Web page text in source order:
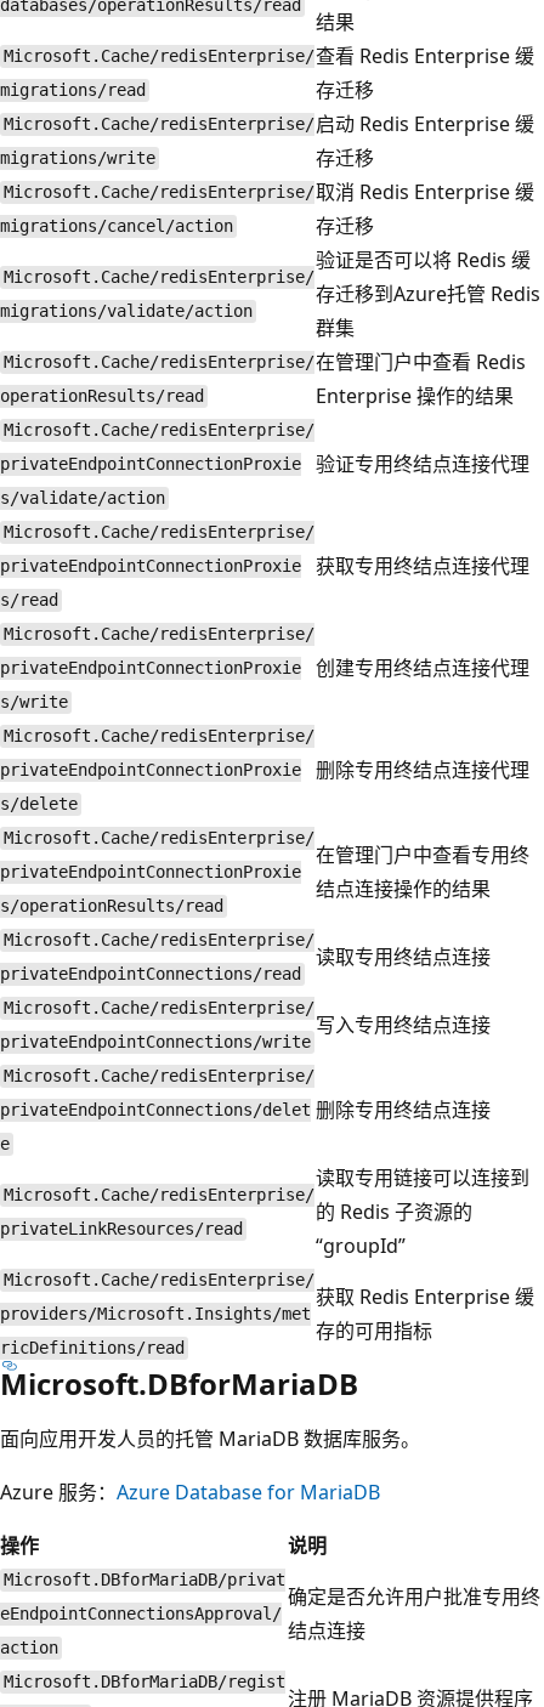
databases/operationResults/read
结果
Microsoft.Cache/redisEnterprise/
migrations/read
查看 Redis Enterprise 缓
存迁移
Microsoft.Cache/redisEnterprise/
migrations/write
启动 Redis Enterprise 缓
存迁移
Microsoft.Cache/redisEnterprise/
migrations/cancel/action
取消 Redis Enterprise 缓
存迁移
Microsoft.Cache/redisEnterprise/
migrations/validate/action
验证是否可以将 Redis 缓
存迁移到Azure托管 Redis
群集
Microsoft.Cache/redisEnterprise/
operationResults/read
在管理门户中查看 Redis
Enterprise 操作的结果
Microsoft.Cache/redisEnterprise/
privateEndpointConnectionProxie
s/validate/action
验证专用终结点连接代理
Microsoft.Cache/redisEnterprise/
privateEndpointConnectionProxie
s/read
获取专用终结点连接代理
Microsoft.Cache/redisEnterprise/
privateEndpointConnectionProxie
s/write
创建专用终结点连接代理
Microsoft.Cache/redisEnterprise/
privateEndpointConnectionProxie
s/delete
删除专用终结点连接代理
Microsoft.Cache/redisEnterprise/
privateEndpointConnectionProxie
s/operationResults/read
在管理门户中查看专用终
结点连接操作的结果
Microsoft.Cache/redisEnterprise/
privateEndpointConnections/read
读取专用终结点连接
Microsoft.Cache/redisEnterprise/
privateEndpointConnections/write
写入专用终结点连接
Microsoft.Cache/redisEnterprise/
privateEndpointConnections/delet
e
删除专用终结点连接
Microsoft.Cache/redisEnterprise/
privateLinkResources/read
读取专用链接可以连接到
的 Redis 子资源的
“groupId”
Microsoft.Cache/redisEnterprise/
providers/Microsoft.Insights/met
ricDefinitions/read
获取 Redis Enterprise 缓
存的可用指标
Microsoft.DBforMariaDB
面向应用开发人员的托管 MariaDB 数据库服务。
Azure 服务： Azure Database for MariaDB
操作
说明
Microsoft.DBforMariaDB/privat
eEndpointConnectionsApproval/
action
确定是否允许用户批准专用终
结点连接
Microsoft.DBforMariaDB/regist
注册 MariaDB 资源提供程序